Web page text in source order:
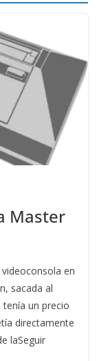
Master
en
sacada al
un precio
directamente
laSeguir